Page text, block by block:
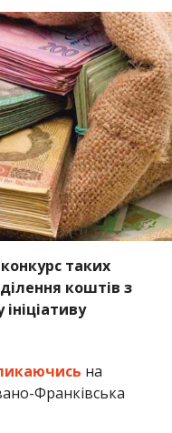
таких
коштів з
на
Франківська